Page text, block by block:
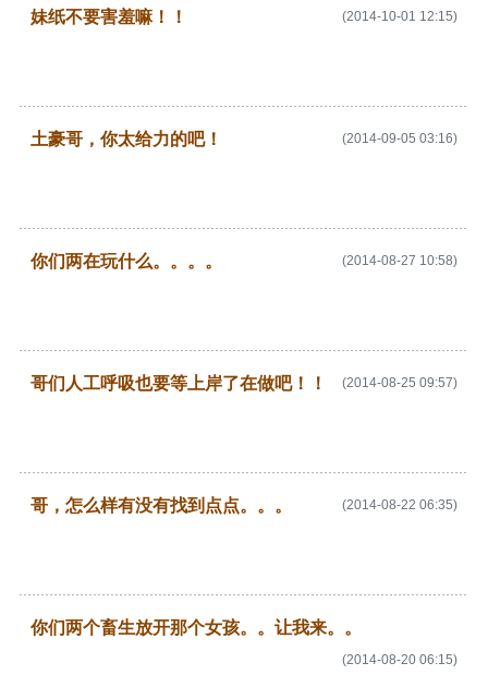
妹纸不要害羞嘛！！ (2014-10-01 12:15)
土豪哥，你太给力的吧！ (2014-09-05 03:16)
你们两在玩什么。。。。 (2014-08-27 10:58)
哥们人工呼吸也要等上岸了在做吧！！ (2014-08-25 09:57)
哥，怎么样有没有找到点点。。。 (2014-08-22 06:35)
你们两个畜生放开那个女孩。。让我来。。
(2014-08-20 06:15)